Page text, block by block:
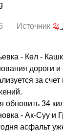
Источник
- Көл -
дороги и
за
обновить 34
- Ак-Суу и
асфальт